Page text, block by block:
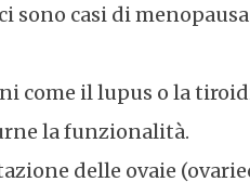
sono casi di
come il lupus o la
la funzionalità.
delle ovaie